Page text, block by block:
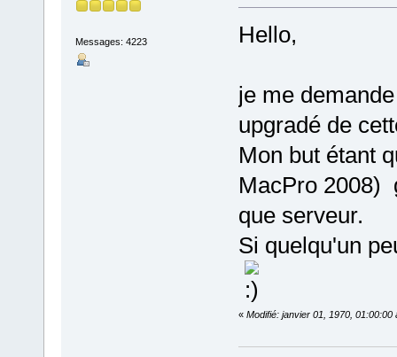
Messages: 4223 Hello,
je me
upgradé de
Mon but étant
MacPro 2008)
que serveur.
Si quelqu'un
« Modifié: janvier 01, 1970, 01:00:00